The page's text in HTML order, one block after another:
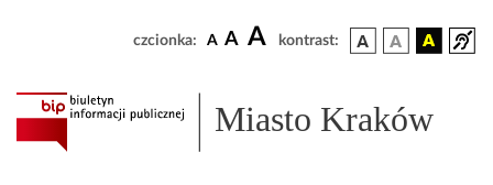
czcionka: A A A kontrast:
Miasto Kraków